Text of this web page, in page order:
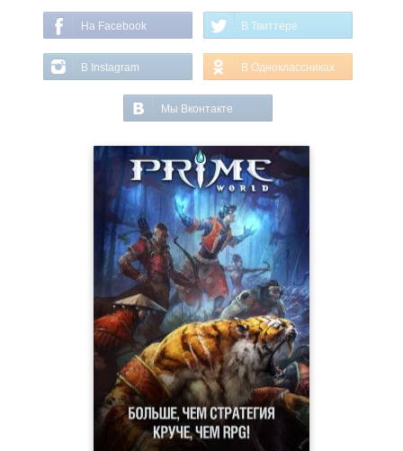
На Facebook В Твиттере
В Instagram В Одноклассниках
Мы Вконтакте